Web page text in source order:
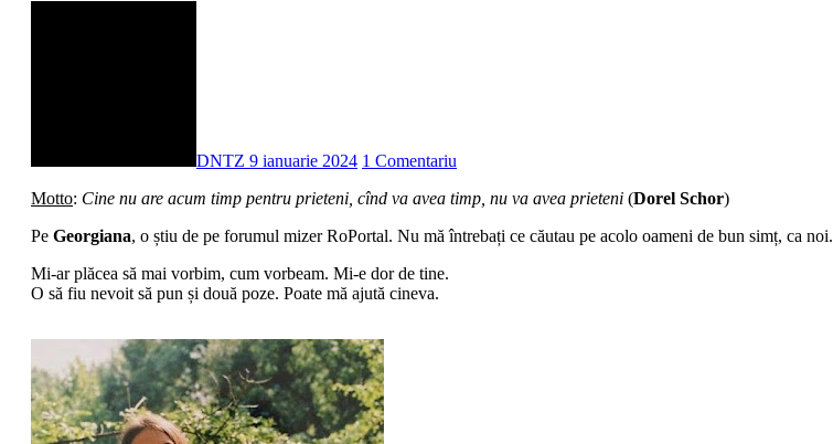
DNTZ 9 ianuarie 2024 1 Comentariu
Motto: Cine nu are acum timp pentru prieteni, cînd va avea timp, nu va avea prieteni (Dorel Schor)
Pe Georgiana, o știu de pe forumul mizer RoPortal. Nu mă întrebați ce căutau pe acolo oameni de bun simț, ca noi.
Mi-ar plăcea să mai vorbim, cum vorbeam. Mi-e dor de tine.
O să fiu nevoit să pun și două poze. Poate mă ajută cineva.